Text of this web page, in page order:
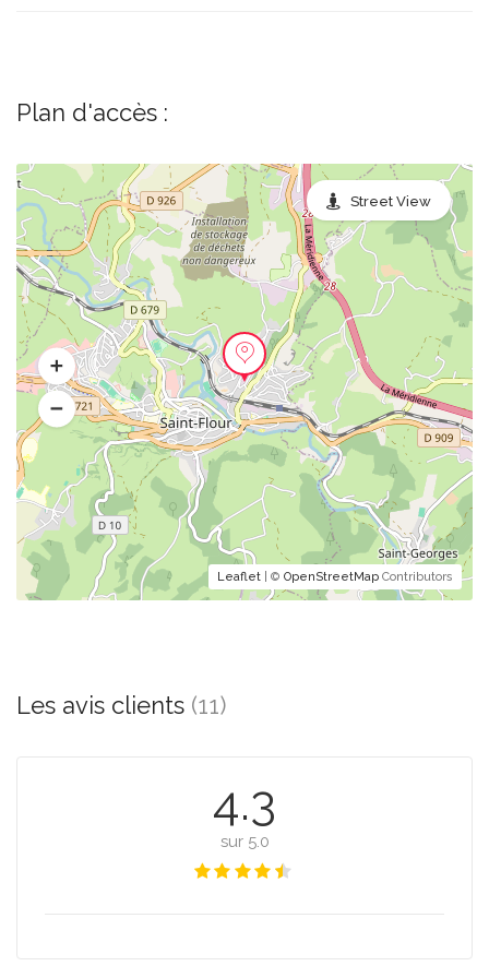
Plan d'accès :
Leaflet | © OpenStreetMap Contributors
Street View
Les avis clients (11)
4.3
sur 5.0